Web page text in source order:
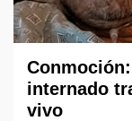
internado
vivo